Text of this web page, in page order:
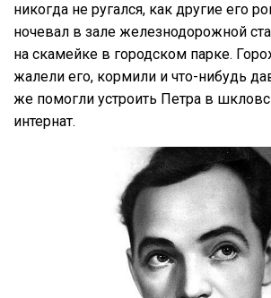
никогда не ругался, как другие его
ночевал в зале железнодорожной
на скамейке в городском парке.
жалели его, кормили и что-нибудь
же помогли устроить Петра в
интернат.